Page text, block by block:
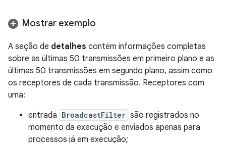
Mostrar exemplo
A seção de detalhes contém informações completas
sobre as últimas 50 transmissões em primeiro plano e as
últimas 50 transmissões em segundo plano, assim como
os receptores de cada transmissão. Receptores com
uma:
entrada BroadcastFilter são registrados no
momento da execução e enviados apenas para
processos já em execução;